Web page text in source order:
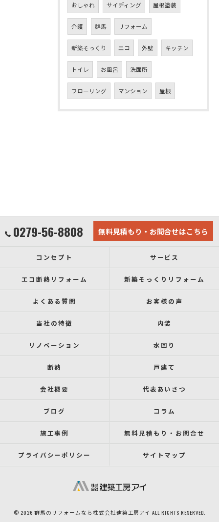
おしゃれ サイディング 屋根塗装
介護 群馬 リフォーム
新築そっくり エコ 外壁 キッチン
トイレ お風呂 洗面所
フローリング マンション 屋根
0279-56-8808 無料見積もり・お問合せはこちら
コンセプト サービス
エコ断熱リフォーム 新築そっくりリフォーム
よくある質問 お客様の声
当社の特徴 内装
リノベーション 水回り
断熱 戸建て
会社概要 代表あいさつ
ブログ コラム
施工事例 無料見積もり・お問合せ
プライバシーポリシー サイトマップ
© 2026 群馬のリフォームなら株式会社建築工房アイ ALL RIGHTS RESERVED.